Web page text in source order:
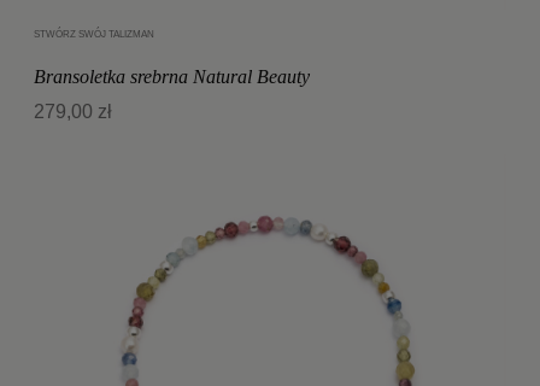
STWÓRZ SWÓJ TALIZMAN
Bransoletka srebrna Natural Beauty
279,00 zł